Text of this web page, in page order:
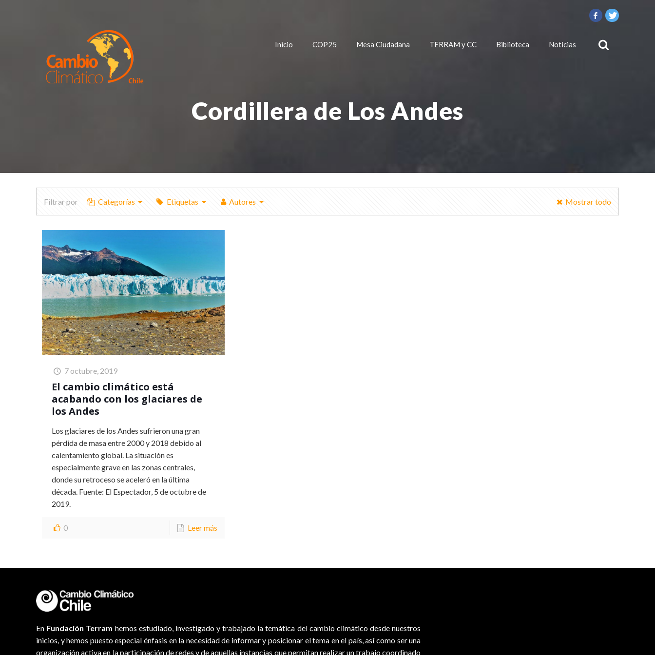
Inicio COP25 Mesa Ciudadana TERRAM y CC Biblioteca Noticias
Cordillera de Los Andes
Filtrar por Categorías Etiquetas Autores Mostrar todo
7 octubre, 2019
El cambio climático está
acabando con los glaciares de
los Andes
Los glaciares de los Andes sufrieron una gran
pérdida de masa entre 2000 y 2018 debido al
calentamiento global. La situación es
especialmente grave en las zonas centrales,
donde su retroceso se aceleró en la última
década. Fuente: El Espectador, 5 de octubre de
2019.
0 Leer más
En Fundación Terram hemos estudiado, investigado y trabajado la temática del cambio climático desde nuestros
inicios, y hemos puesto especial énfasis en la necesidad de informar y posicionar el tema en el país, así como ser una
organización activa en la participación de redes y de aquellas instancias que permitan realizar un trabajo coordinado